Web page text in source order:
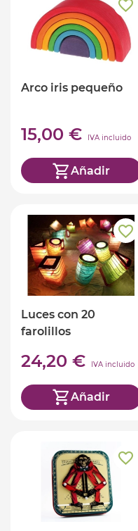
Arco iris pequeño
15,00 € IVA incluido
Añadir
Luces con 20
farolillos
24,20 € IVA incluido
Añadir